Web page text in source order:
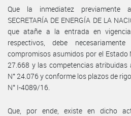
Que la inmediatez previamente
SECRETARÍA DE ENERGÍA DE LA
que atañe a la entrada en
respectivos, debe
compromisos asumidos por el Estado
27.668 y las competencias atribuidas
N° 24.076 y conforme los plazos de
N° I-4089/16.
Que, por ende, existe en dicho